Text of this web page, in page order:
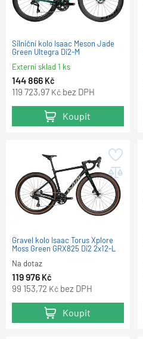
Silniční kolo Isaac Meson Jade
Green Ultegra Di2-M
Externí sklad 1 ks
144 866 Kč
119 723,97 Kč bez DPH
Koupit
Gravel kolo Isaac Torus Xplore
Moss Green GRX825 Di2 2x12-L
Na dotaz
119 976 Kč
99 153,72 Kč bez DPH
Koupit